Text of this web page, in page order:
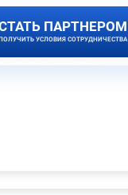
ПАРТНЕРОМ
УСЛОВИЯ СОТРУДНИЧЕСТВА